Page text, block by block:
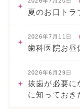
夏のお口トラ
2026年7月11日
歯科医院お昼
2026年6月29日
抜歯が必要に
に知っておき